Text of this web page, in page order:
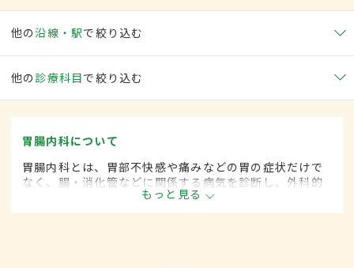
他の沿線・駅で絞り込む
他の 診療科目で絞り込む
胃腸内科について
胃腸内科とは、胃部不快感や痛みなどの胃の症状だけで
なく、腸・消化管などに関係する病気を診断し、外科的
処置によらずに治療する内科の一領域です。平成20年4
月の制度改正前は、胃腸科と呼ばれていました。
もっと見る